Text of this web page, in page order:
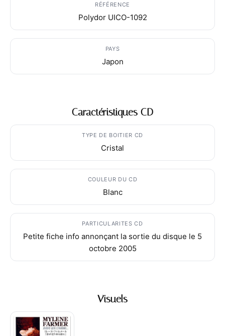
RÉFÉRENCE
Polydor UICO-1092
PAYS
Japon
Caractéristiques CD
TYPE DE BOITIER CD
Cristal
COULEUR DU CD
Blanc
PARTICULARITES CD
Petite fiche info annonçant la sortie du disque le 5
octobre 2005
Visuels